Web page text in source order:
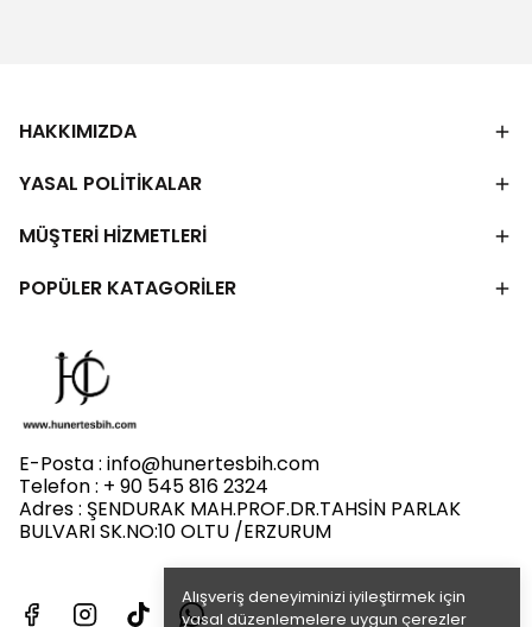
Alışveriş deneyiminizi iyileştirmek için
yasal düzenlemelere uygun çerezler
HAKKIMIZDA
YASAL POLİTİKALAR
MÜŞTERİ HİZMETLERİ
POPÜLER KATAGORİLER
E-Posta : info@hunertesbih.com
Telefon : + 90 545 816 2324
Adres : ŞENDURAK MAH.PROF.DR.TAHSİN PARLAK
BULVARI SK.NO:10 OLTU /ERZURUM